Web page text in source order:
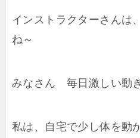
インストラクターさんは
ね～
みなさん 毎日激しい動
私は、自宅で少し体を動